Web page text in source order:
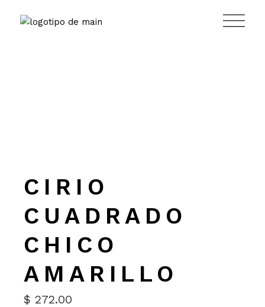
contenido
CIRIO
CUADRADO
CHICO
AMARILLO
$ 272.00